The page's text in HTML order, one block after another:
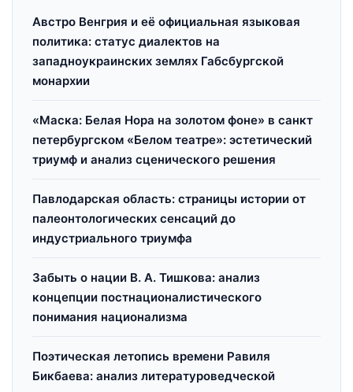
Австро Венгрия и её официальная языковая
политика: статус диалектов на
западноукраинских землях Габсбургской
монархии
«Маска: Белая Нора на золотом фоне» в санкт
петербургском «Белом театре»: эстетический
триумф и анализ сценического решения
Павлодарская область: страницы истории от
палеонтологических сенсаций до
индустриального триумфа
Забыть о нации В. А. Тишкова: анализ
концепции постнационалистического
понимания национализма
Поэтическая летопись времени Равиля
Бикбаева: анализ литературоведческой